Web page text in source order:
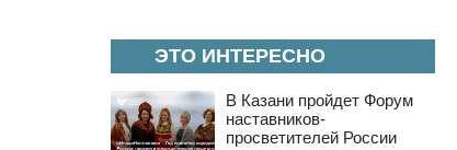
ЭТО ИНТЕРЕСНО
В Казани пройдет Форум
наставников-
просветителей России